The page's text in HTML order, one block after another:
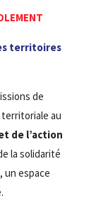
territoires
de
au
de l’action
la solidarité
un espace